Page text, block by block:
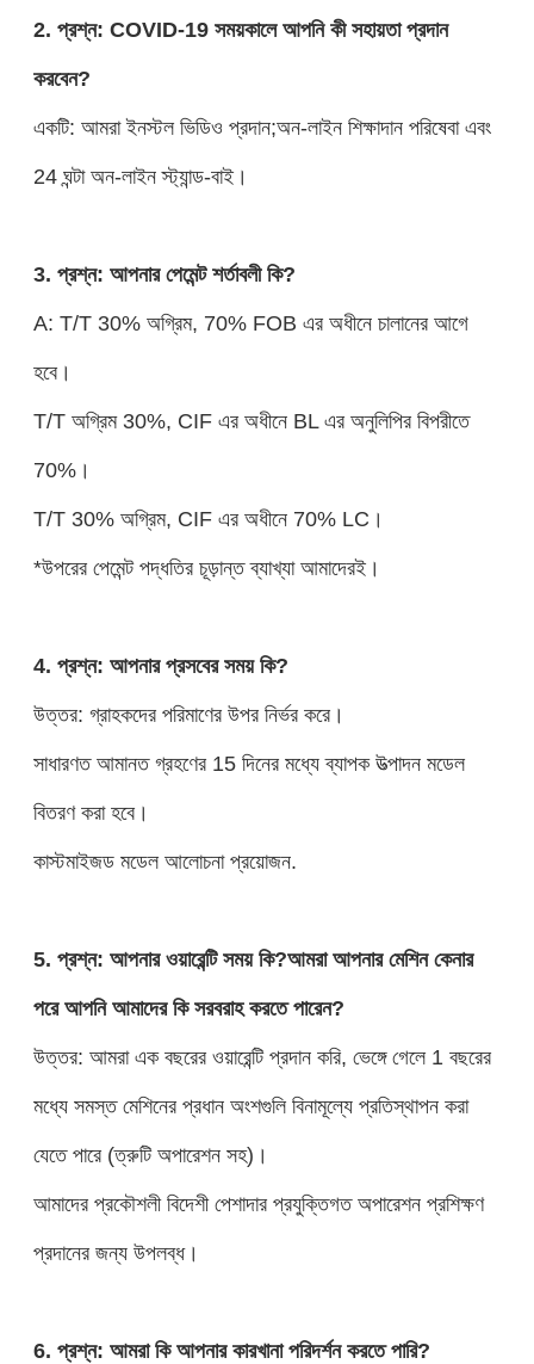
2. প্রশ্ন: COVID-19 সময়কালে আপনি কী সহায়তা প্রদান
করবেন?
একটি: আমরা ইনস্টল ভিডিও প্রদান;অন-লাইন শিক্ষাদান পরিষেবা এবং
24 ঘন্টা অন-লাইন স্ট্যান্ড-বাই।
3. প্রশ্ন: আপনার পেমেন্ট শর্তাবলী কি?
A: T/T 30% অগ্রিম, 70% FOB এর অধীনে চালানের আগে
হবে।
T/T অগ্রিম 30%, CIF এর অধীনে BL এর অনুলিপির বিপরীতে
70%।
T/T 30% অগ্রিম, CIF এর অধীনে 70% LC।
*উপরের পেমেন্ট পদ্ধতির চূড়ান্ত ব্যাখ্যা আমাদেরই।
4. প্রশ্ন: আপনার প্রসবের সময় কি?
উত্তর: গ্রাহকদের পরিমাণের উপর নির্ভর করে।
সাধারণত আমানত গ্রহণের 15 দিনের মধ্যে ব্যাপক উত্পাদন মডেল
বিতরণ করা হবে।
কাস্টমাইজড মডেল আলোচনা প্রয়োজন.
5. প্রশ্ন: আপনার ওয়ারেন্টি সময় কি?আমরা আপনার মেশিন কেনার
পরে আপনি আমাদের কি সরবরাহ করতে পারেন?
উত্তর: আমরা এক বছরের ওয়ারেন্টি প্রদান করি, ভেঙ্গে গেলে 1 বছরের
মধ্যে সমস্ত মেশিনের প্রধান অংশগুলি বিনামূল্যে প্রতিস্থাপন করা
যেতে পারে (ত্রুটি অপারেশন সহ)।
আমাদের প্রকৌশলী বিদেশী পেশাদার প্রযুক্তিগত অপারেশন প্রশিক্ষণ
প্রদানের জন্য উপলব্ধ।
6. প্রশ্ন: আমরা কি আপনার কারখানা পরিদর্শন করতে পারি?